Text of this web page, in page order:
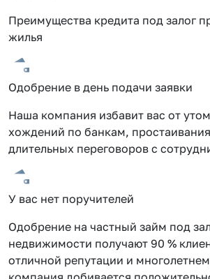
Преимущества кредита под залог
жилья
Одобрение в день подачи заявки
Наша компания избавит вас от
хождений по банкам,
длительных переговоров с
У вас нет поручителей
Одобрение на частный займ под
недвижимости получают 90 %
отличной репутации и